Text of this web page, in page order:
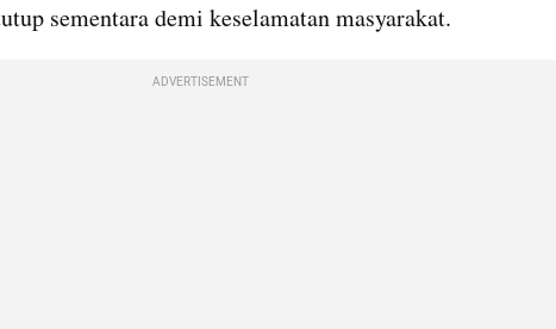
sementara demi keselamatan masyarakat.
ADVERTISEMENT